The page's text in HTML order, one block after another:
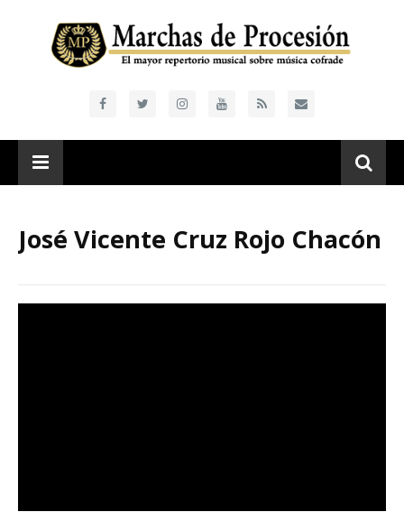
José Vicente Cruz Rojo Chacón